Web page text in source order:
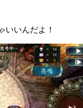
いいんだよ！